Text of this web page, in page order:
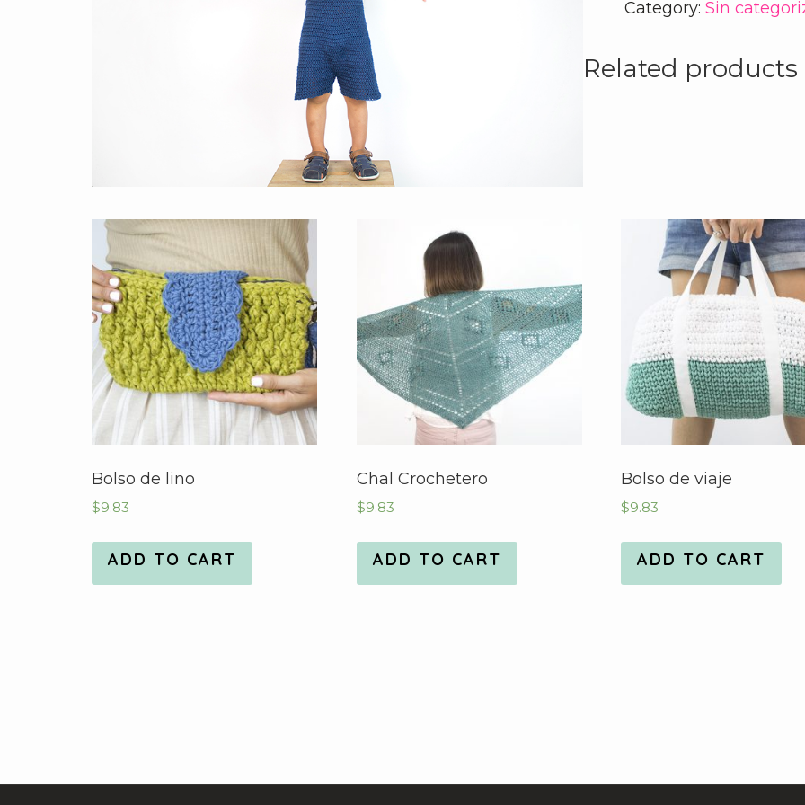
Category: Sin
Related products
Bolso de lino
$9.83
ADD TO CART
Chal Crochetero
$9.83
ADD TO CART
Bolso de viaje
$9.83
ADD TO CART